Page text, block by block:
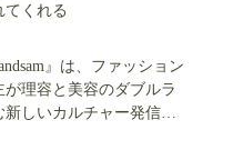
てくれる
』は、ファッション
理容と美容のダブルラ
しいカルチャー発信基